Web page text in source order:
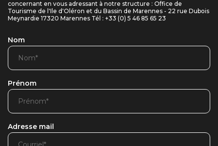
concernant en vous adressant à notre structure : Office de
Tourisme de l'Ile d'Oléron et du Bassin de Marennes - 22 rue Dubois
Meynardie 17320 Marennes Tél : +33 (0) 5 46 85 65 23
Nom
Prénom
Adresse mail